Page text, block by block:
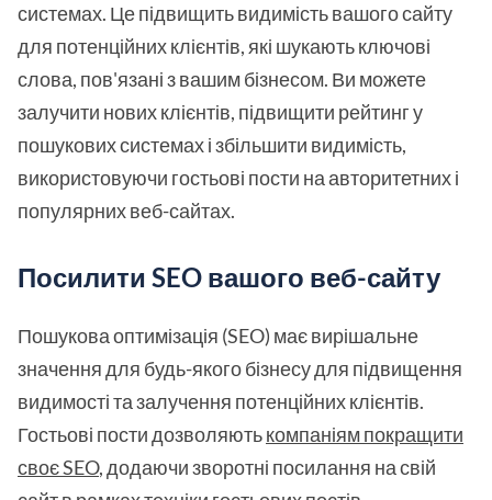
системах. Це підвищить видимість вашого сайту
для потенційних клієнтів, які шукають ключові
слова, пов'язані з вашим бізнесом. Ви можете
залучити нових клієнтів, підвищити рейтинг у
пошукових системах і збільшити видимість,
використовуючи гостьові пости на авторитетних і
популярних веб-сайтах.
Посилити SEO вашого веб-сайту
Пошукова оптимізація (SEO) має вирішальне
значення для будь-якого бізнесу для підвищення
видимості та залучення потенційних клієнтів.
Гостьові пости дозволяютькомпаніям покращити
своє SEO, додаючи зворотні посилання на свій